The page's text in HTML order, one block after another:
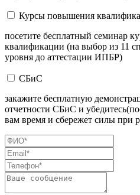
Курсы повышения
посетите бесплатный семинар
квалификации (на выбор из 11
уровня до аттестации ИПБР)
СБиС
закажите бесплатную
отчетности СБиС и
вам время и сбережет силы при